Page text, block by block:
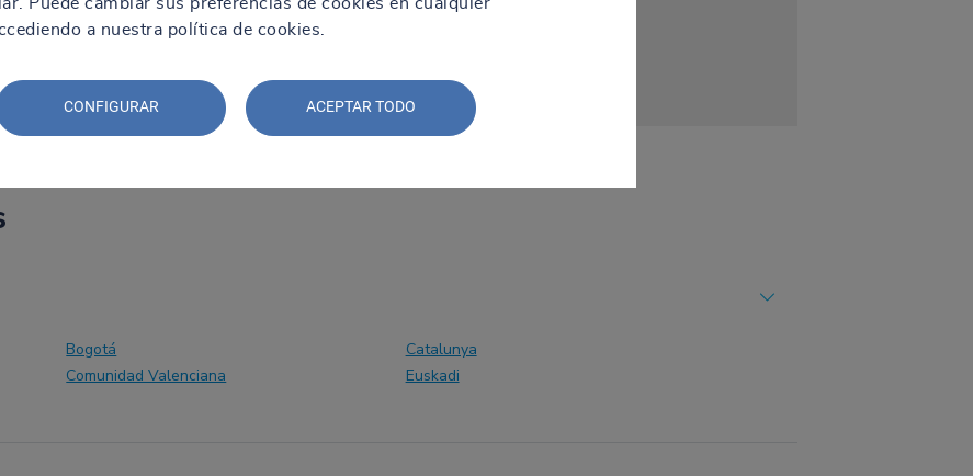
Bogotá
Catalunya
Comunidad Valenciana Euskadi
a nuestra política de cookies.
CONFIGURAR ACEPTAR TODO